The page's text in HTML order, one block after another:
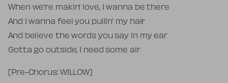
When we’re makin’ love, I wanna be there
And I wanna feel you pullin’ my hair
And believe the words you say in my ear
Gotta go outside, I need some air
[Pre-Chorus: WILLOW]